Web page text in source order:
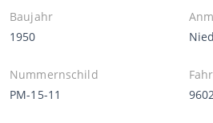
Baujahr
1950
Nummernschild
PM-15-11